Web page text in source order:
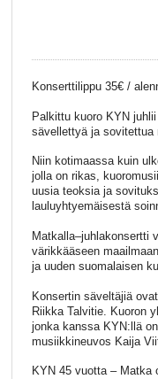
Konserttilippu 35€ /
Palkittu kuoro KYN
sävellettyä ja sovitettua
Niin kotimaassa kuin
jolla on rikas,
uusia teoksia ja
lauluyhtyemäisestä
Matkalla–juhlakonsertti
värikkääseen
ja uuden suomalaisen
Konsertin säveltäjiä
Riikka Talvitie. Kuoron
jonka kanssa KYN:llä
musiikkineuvos Kaija
KYN 45 vuotta – Matka